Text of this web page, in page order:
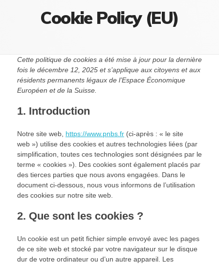
Cookie Policy (EU)
Cette politique de cookies a été mise à jour pour la dernière
fois le décembre 12, 2025 et s’applique aux citoyens et aux
résidents permanents légaux de l’Espace Économique
Européen et de la Suisse.
1. Introduction
Notre site web, https://www.pnbs.fr (ci-après : « le site
web ») utilise des cookies et autres technologies liées (par
simplification, toutes ces technologies sont désignées par le
terme « cookies »). Des cookies sont également placés par
des tierces parties que nous avons engagées. Dans le
document ci-dessous, nous vous informons de l’utilisation
des cookies sur notre site web.
2. Que sont les cookies ?
Un cookie est un petit fichier simple envoyé avec les pages
de ce site web et stocké par votre navigateur sur le disque
dur de votre ordinateur ou d’un autre appareil. Les